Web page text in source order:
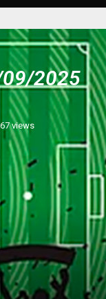
09/2025
views